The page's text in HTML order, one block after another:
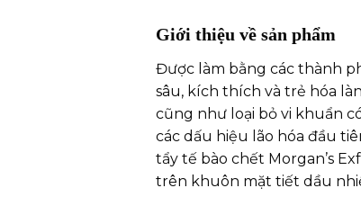
Giới thiệu về sản phẩm
Được làm bằng các thành
sâu, kích thích và trẻ hóa
cũng như loại bỏ vi khuẩn
các dấu hiệu lão hóa đầu
tẩy tế bào chết Morgan’s
trên khuôn mặt tiết dầu